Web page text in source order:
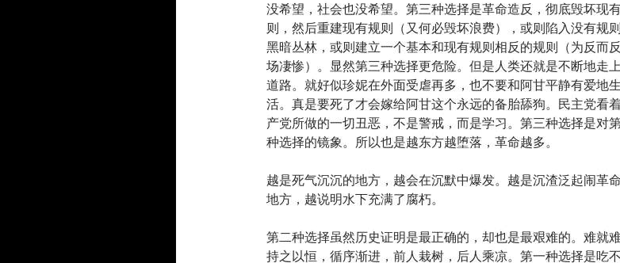
没希望，社会也没希望。第三种选择是革命造反，彻底毁坏现
则，然后重建现有规则（又何必毁坏浪费），或则陷入没有规
黑暗丛林，或则建立一个基本和现有规则相反的规则（为反而
场凄惨）。显然第三种选择更危险。但是人类还就是不断地走
道路。就好似珍妮在外面受虐再多，也不要和阿甘平静有爱地生
活。真是要死了才会嫁给阿甘这个永远的备胎舔狗。民主党看
产党所做的一切丑恶，不是警戒，而是学习。第三种选择是对
种选择的镜象。所以也是越东方越堕落，革命越多。
越是死气沉沉的地方，越会在沉默中爆发。越是沉渣泛起闹革
地方，越说明水下充满了腐朽。
第二种选择虽然历史证明是最正确的，却也是最艰难的。难就
持之以恒，循序渐进，前人栽树，后人乘凉。第一种选择是吃